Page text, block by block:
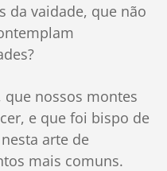
da vaidade, que não
que nossos montes
e que foi bispo de
arte de
mais comuns.